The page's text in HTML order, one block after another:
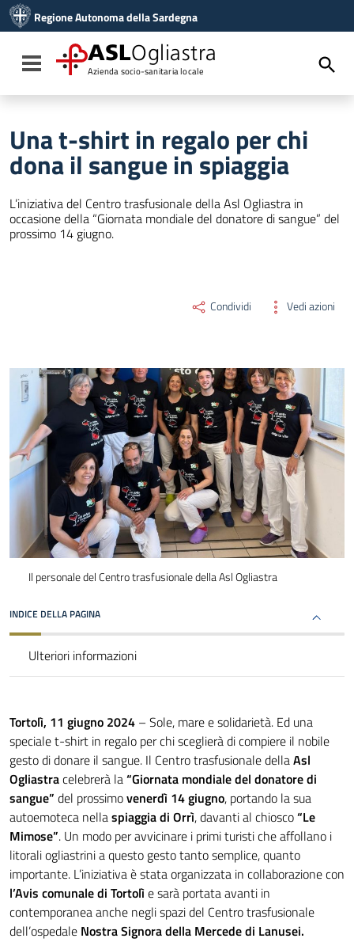
Vai al menu di navigazione
Vai al footer
Regione Autonoma della Sardegna
Toggle navigation
ASLOgliastra
Azienda socio-sanitaria locale
Una t-shirt in regalo per chi
dona il sangue in spiaggia
L’iniziativa del Centro trasfusionale della Asl Ogliastra in
occasione della “Giornata mondiale del donatore di sangue” del
prossimo 14 giugno.
Condividi Vedi azioni
Il personale del Centro trasfusionale della Asl Ogliastra
INDICE DELLA PAGINA
Ulteriori informazioni
Tortolì, 11 giugno 2024 – Sole, mare e solidarietà. Ed una
speciale t-shirt in regalo per chi sceglierà di compiere il nobile
gesto di donare il sangue. Il Centro trasfusionale dellaAsl
Ogliastracelebrerà la“Giornata mondiale del donatore di
sangue” del prossimovenerdì 14 giugno, portando la sua
autoemoteca nellaspiaggia di Orrì, davanti al chiosco“Le
Mimose”. Un modo per avvicinare i primi turisti che affollano i
litorali ogliastrini a questo gesto tanto semplice, quanto
importante. L’iniziativa è stata organizzata in collaborazione con
l’Avis comunale di Tortolìe sarà portata avanti in
contemporanea anche negli spazi del Centro trasfusionale
dell’ospedale Nostra Signora della Mercede di Lanusei.